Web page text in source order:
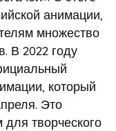
анимации,
множество
В 2022 году
который
Это
творческого